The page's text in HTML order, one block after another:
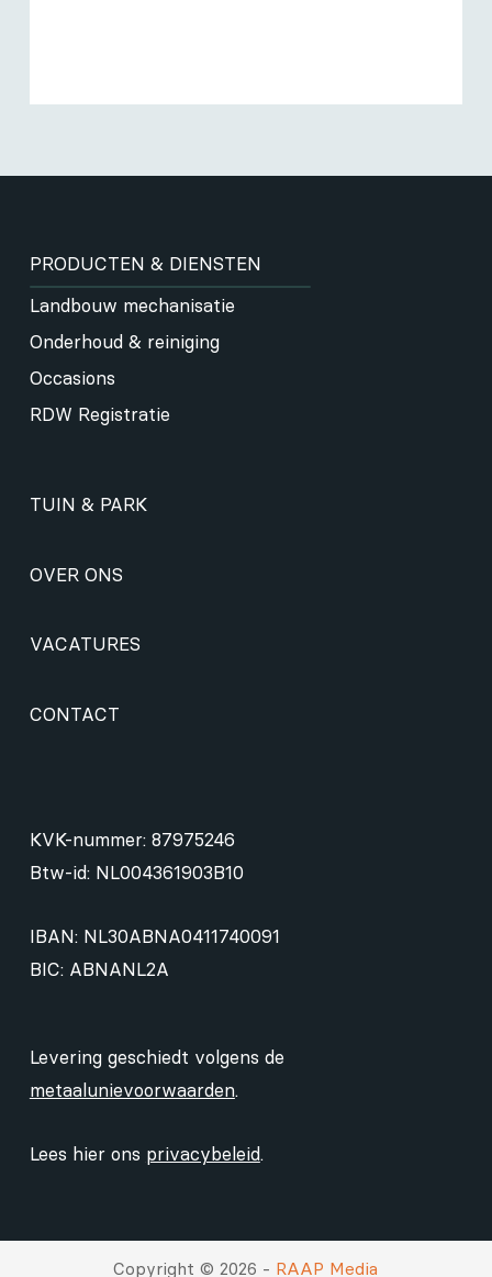
PRODUCTEN & DIENSTEN
Landbouw mechanisatie
Onderhoud & reiniging
Occasions
RDW Registratie
TUIN & PARK
OVER ONS
VACATURES
CONTACT
KVK-nummer: 87975246
Btw-id: NL004361903B10
IBAN: NL30ABNA0411740091
BIC: ABNANL2A
Levering geschiedt volgens de
metaalunievoorwaarden.
Lees hier ons privacybeleid.
Copyright © 2026 - RAAP Media